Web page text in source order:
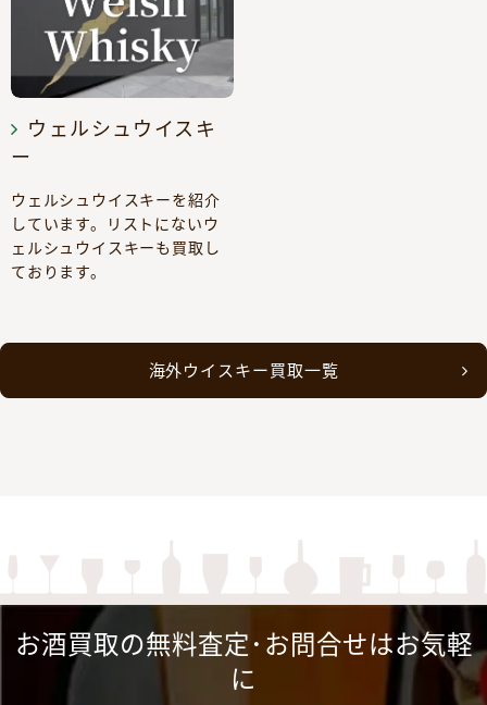
ウェルシュウイスキ
ー
ウェルシュウイスキーを紹介
しています。リストにないウ
ェルシュウイスキーも買取し
ております。
海外ウイスキー買取一覧
お酒買取の無料査定･お問合せはお気軽
に